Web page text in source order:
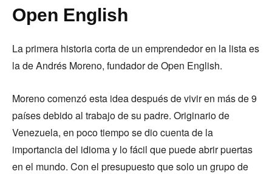
Open English
La primera historia corta de un emprendedor en la lista es
la de Andrés Moreno, fundador de Open English.
Moreno comenzó esta idea después de vivir en más de 9
países debido al trabajo de su padre. Originario de
Venezuela, en poco tiempo se dio cuenta de la
importancia del idioma y lo fácil que puede abrir puertas
en el mundo. Con el presupuesto que solo un grupo de